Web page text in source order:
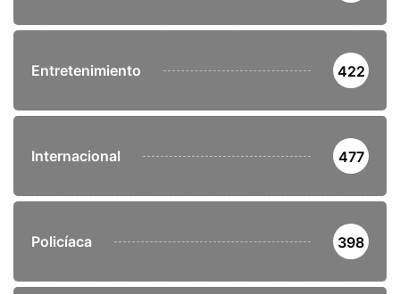
Entretenimiento 422
Internacional 477
Policíaca 398